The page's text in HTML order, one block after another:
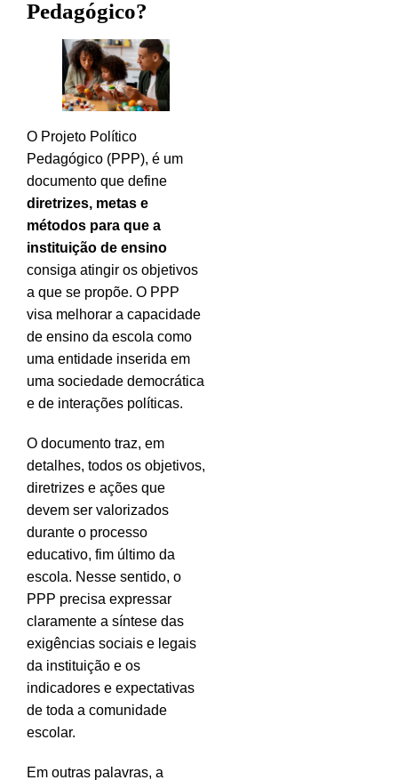
Pedagógico?
O Projeto Político
Pedagógico (PPP), é um
documento que define
diretrizes, metas e
métodos para que a
instituição de ensino
consiga atingir os objetivos
a que se propõe. O PPP
visa melhorar a capacidade
de ensino da escola como
uma entidade inserida em
uma sociedade democrática
e de interações políticas.
O documento traz, em
detalhes, todos os objetivos,
diretrizes e ações que
devem ser valorizados
durante o processo
educativo, fim último da
escola. Nesse sentido, o
PPP precisa expressar
claramente a síntese das
exigências sociais e legais
da instituição e os
indicadores e expectativas
de toda a comunidade
escolar.
Em outras palavras, a